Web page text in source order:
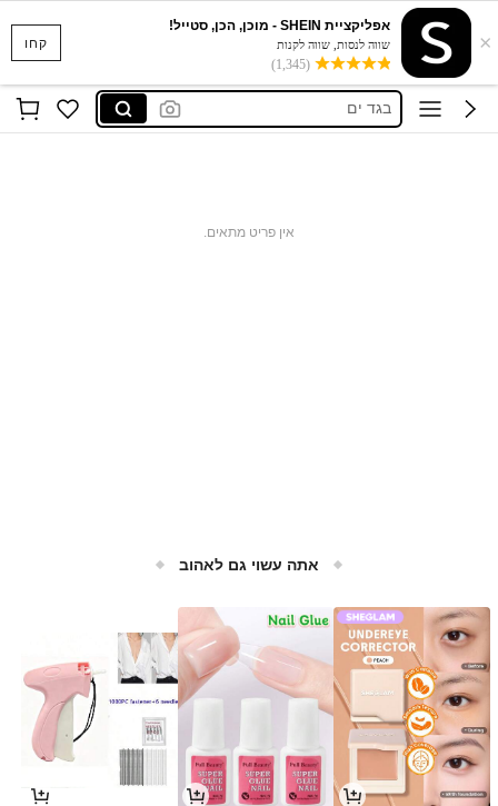
קחו ×
אפליקציית SHEIN - מוכן, הכן, סטייל!
שווה לנסות, שווה לקנות
(1,345)
סקוישים
anewsta שמלות
בגד ים
חצאיות
אין פריט מתאים.
אתה עשוי גם לאהוב